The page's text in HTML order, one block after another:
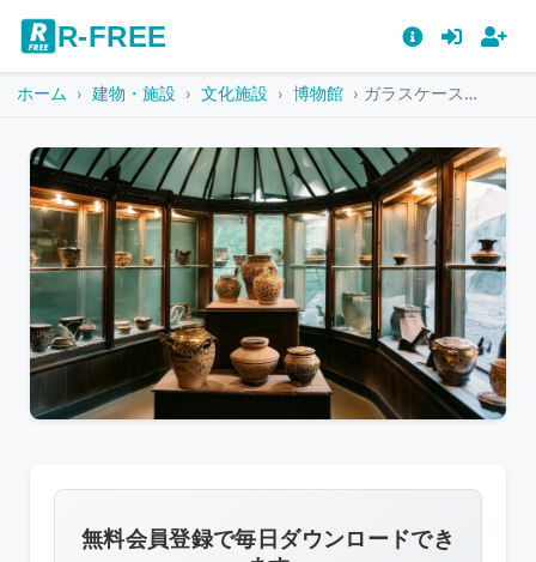
R-FREE
ホーム 建物・施設 文化施設 博物館 ガラスケースに並ぶ装飾壺
像
無料会員登録で毎日ダウンロードでき